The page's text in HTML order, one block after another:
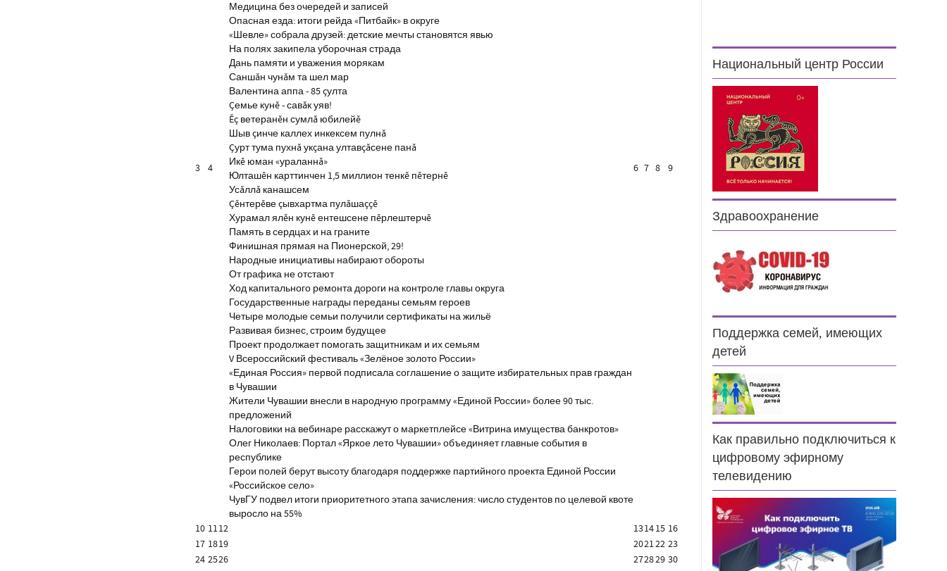
3 4
Медицина без очередей и записей
Опасная езда: итоги рейда «Питбайк» в округе
«Шевле» собрала друзей: детские мечты становятся явью
На полях закипела уборочная страда
Дань памяти и уважения морякам
Саншăн чунăм та шел мар
Валентина аппа - 85 çулта
Çемье кунĕ - савăк уяв!
Ĕç ветеранĕн сумлă юбилейĕ
Шыв çинче каллех инкексем пулнă
Çурт тума пухнă укçана ултавçăсене панă
Икĕ юман «ураланнă»
Юлташĕн карттинчен 1,5 миллион тенкĕ пĕтернĕ
Усăллă канашсем
Çĕнтерĕве çывхартма пулăшаççĕ
Хурамал ялĕн кунĕ ентешсене пĕрлештерчĕ
Память в сердцах и на граните
Финишная прямая на Пионерской, 29!
Народные инициативы набирают обороты
От графика не отстают
Ход капитального ремонта дороги на контроле главы округа
Государственные награды переданы семьям героев
Четыре молодые семьи получили сертификаты на жильё
Развивая бизнес, строим будущее
Проект продолжает помогать защитникам и их семьям
V Всероссийский фестиваль «Зелёное золото России»
«Единая Россия» первой подписала соглашение о защите избирательных прав граждан
в Чувашии
Жители Чувашии внесли в народную программу «Единой России» более 90 тыс.
предложений
Налоговики на вебинаре расскажут о маркетплейсе «Витрина имущества банкротов»
Олег Николаев: Портал «Яркое лето Чувашии» объединяет главные события в
республике
Герои полей берут высоту благодаря поддержке партийного проекта Единой России
«Российское село»
ЧувГУ подвел итоги приоритетного этапа зачисления: число студентов по целевой квоте
выросло на 55%
6 7 8 9
10 1112 131415 16
17 1819 202122 23
24 2526 272829 30
Национальный центр России
Здравоохранение
Поддержка семей, имеющих
детей
Как правильно подключиться к
цифровому эфирному
телевидению